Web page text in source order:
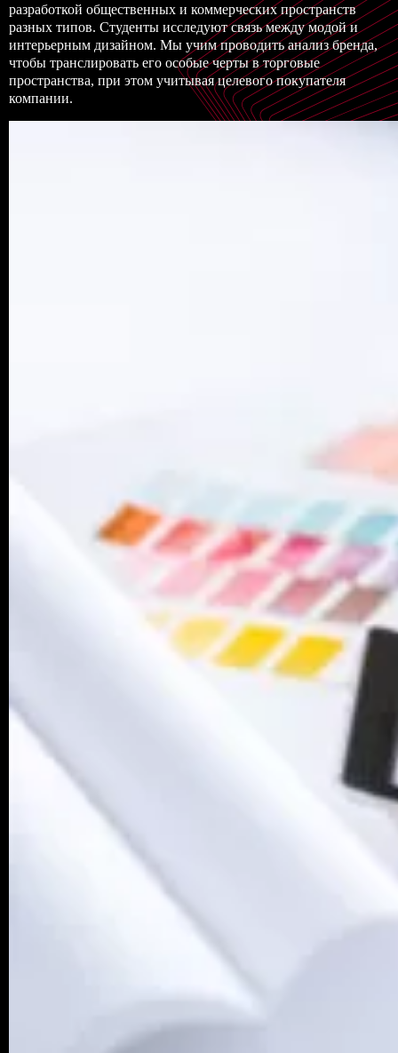
разработкой общественных и коммерческих пространств
разных типов. Студенты исследуют связь между модой и
интерьерным дизайном. Мы учим проводить анализ бренда,
чтобы транслировать его особые черты в торговые
пространства, при этом учитывая целевого покупателя
компании.